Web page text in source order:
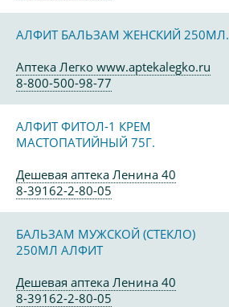
АЛФИТ БАЛЬЗАМ ЖЕНСКИЙ 250МЛ.
Аптека Легко www.aptekalegko.ru
8-800-500-98-77
АЛФИТ ФИТОЛ-1 КРЕМ
МАСТОПАТИЙНЫЙ 75Г.
Дешевая аптека Ленина 40
8-39162-2-80-05
БАЛЬЗАМ МУЖСКОЙ (СТЕКЛО)
250МЛ АЛФИТ
Дешевая аптека Ленина 40
8-39162-2-80-05